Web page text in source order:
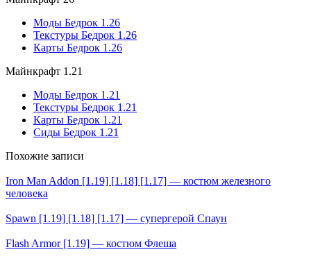
Моды Бедрок 1.26
Текстуры Бедрок 1.26
Карты Бедрок 1.26
Майнкрафт 1.21
Моды Бедрок 1.21
Текстуры Бедрок 1.21
Карты Бедрок 1.21
Сиды Бедрок 1.21
Похожие записи
Iron Man Addon [1.19] [1.18] [1.17] — костюм железного
человека
Spawn [1.19] [1.18] [1.17] — супергерой Спаун
Flash Armor [1.19] — костюм Флеша